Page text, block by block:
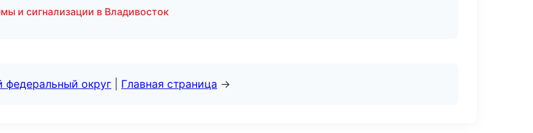
и сигнализации в Владивосток
федеральный округ Главная страница →